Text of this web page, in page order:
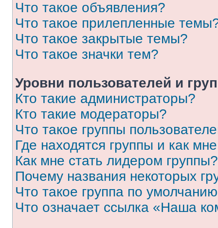
Что такое объявления?
Что такое прилепленные
Что такое закрытые темы?
Что такое значки тем?
Уровни пользователей и
Кто такие администраторы?
Кто такие модераторы?
Что такое группы
Где находятся группы и как
Как мне стать лидером группы?
Почему названия некоторых
Что такое группа по
Что означает ссылка «Наша